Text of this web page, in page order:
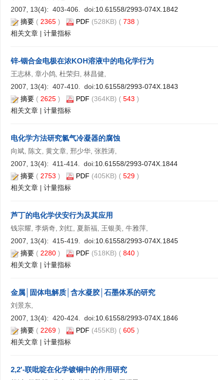
2007, 13(4): 403-406. doi:10.61558/2993-074X.1842
摘要 ( 2365 ) PDF (528KB) ( 738 )
相关文章 | 计量指标
锌-铟合金电极在浓KOH溶液中的电化学行为
王志林, 章小鸽, 杜荣归, 林昌健,
2007, 13(4): 407-410. doi:10.61558/2993-074X.1843
摘要 ( 2625 ) PDF (364KB) ( 543 )
相关文章 | 计量指标
电化学方法研究氯气冷凝器的腐蚀
向斌, 陈文, 黄文章, 邢少华, 张胜涛,
2007, 13(4): 411-414. doi:10.61558/2993-074X.1844
摘要 ( 2753 ) PDF (405KB) ( 529 )
相关文章 | 计量指标
芦丁的电化学伏安行为及其应用
钱宗耀, 李炳奇, 刘红, 夏新福, 王银美, 牛雅萍,
2007, 13(4): 415-419. doi:10.61558/2993-074X.1845
摘要 ( 2280 ) PDF (518KB) ( 840 )
相关文章 | 计量指标
金属│固体电解质│含水凝胶│石墨体系的研究
刘景东,
2007, 13(4): 420-424. doi:10.61558/2993-074X.1846
摘要 ( 2269 ) PDF (455KB) ( 605 )
相关文章 | 计量指标
2,2′-联吡啶在化学镀铜中的作用研究